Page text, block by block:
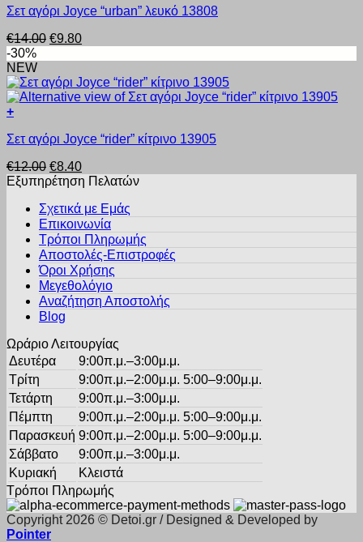
να
στη
σελίδα
του
προϊόντος
το
έχει
πολλαπλές
παραλλαγές.
Οι
επιλογές
μπορούν
επιλεγούν
σελίδα
του
προϊόντος
Σετ αγόρι Joyce “urban” λευκό 13808
€14.00 Original
€14.00.
€9.80Η
είναι:
€9.80.
-30%
NEW
+
το
έχει
πολλαπλές
επιλογές
μπορούν
επιλεγούν
σελίδα
Σετ αγόρι Joyce “rider” κίτρινο 13905
€12.00 Original
price
€12.00.
€8.40Η
τρέχουσα
είναι:
€8.40.
Εξυπηρέτηση Πελατών
Σχετικά με Εμάς
Επικοινωνία
Τρόποι Πληρωμής
Αποστολές-Επιστροφές
Όροι Χρήσης
Μεγεθολόγιο
Αναζήτηση Αποστολής
Blog
Ωράριο Λειτουργίας
Δευτέρα
9:00π.μ.–3:00μ.μ.
Τρίτη
9:00π.μ.–2:00μ.μ. 5:00–9:00μ.μ.
Τετάρτη
9:00π.μ.–3:00μ.μ.
Πέμπτη
9:00π.μ.–2:00μ.μ. 5:00–9:00μ.μ.
Παρασκευή 9:00π.μ.–2:00μ.μ. 5:00–9:00μ.μ.
Σάββατο
9:00π.μ.–3:00μ.μ.
Κυριακή
Κλειστά
Τρόποι Πληρωμής
Copyright 2026 © Detoi.gr / Designed & Developed by
Pointer